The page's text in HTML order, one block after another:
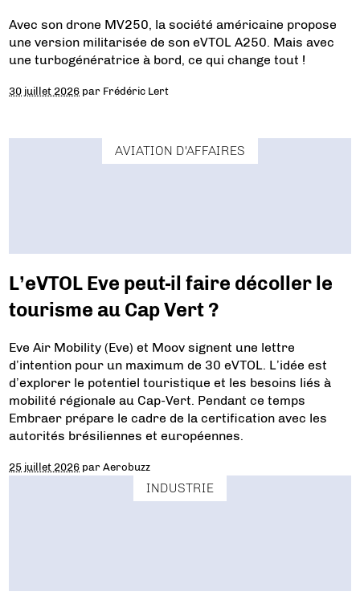
Avec son drone MV250, la société américaine propose
une version militarisée de son eVTOL A250. Mais avec
une turbogénératrice à bord, ce qui change tout !
30 juillet 2026 par Frédéric Lert
AVIATION D'AFFAIRES
L’eVTOL Eve peut-il faire décoller le
tourisme au Cap Vert ?
Eve Air Mobility (Eve) et Moov signent une lettre
d’intention pour un maximum de 30 eVTOL. L’idée est
d’explorer le potentiel touristique et les besoins liés à
mobilité régionale au Cap-Vert. Pendant ce temps
Embraer prépare le cadre de la certification avec les
autorités brésiliennes et européennes.
25 juillet 2026 parAerobuzz
INDUSTRIE